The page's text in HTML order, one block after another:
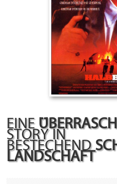
EINE
STORY IN
BESTECHEND
LANDSCHAFT